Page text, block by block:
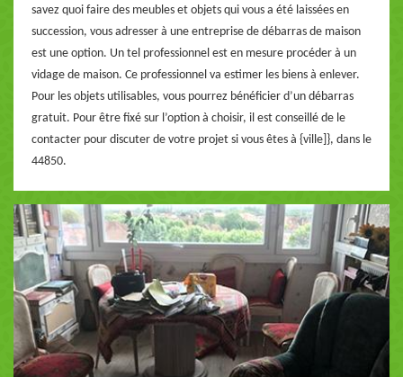
savez quoi faire des meubles et objets qui vous a été laissées en
succession, vous adresser à une entreprise de débarras de maison
est une option. Un tel professionnel est en mesure procéder à un
vidage de maison. Ce professionnel va estimer les biens à enlever.
Pour les objets utilisables, vous pourrez bénéficier d’un débarras
gratuit. Pour être fixé sur l’option à choisir, il est conseillé de le
contacter pour discuter de votre projet si vous êtes à {ville]}, dans le
44850.